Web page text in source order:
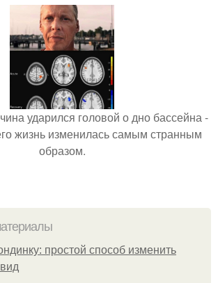
ударился головой о дно бассейна -
жизнь изменилась самым странным
образом.
простой способ изменить